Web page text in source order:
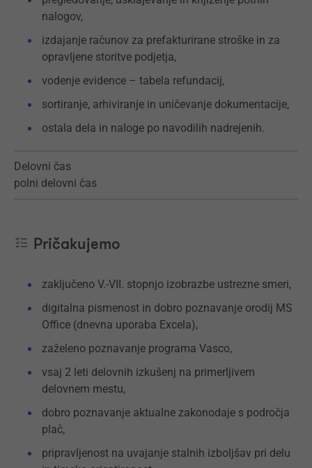
nalogov,
izdajanje računov za prefakturirane stroške in za
opravljene storitve podjetja,
vodenje evidence – tabela refundacij,
sortiranje, arhiviranje in uničevanje dokumentacije,
ostala dela in naloge po navodilih nadrejenih.
Delovni čas
polni delovni čas
Pričakujemo
zaključeno V.-VII. stopnjo izobrazbe ustrezne smeri,
digitalna pismenost in dobro poznavanje orodij MS
Office (dnevna uporaba Excela),
zaželeno poznavanje programa Vasco,
vsaj 2 leti delovnih izkušenj na primerljivem
delovnem mestu,
dobro poznavanje aktualne zakonodaje s področja
plač,
pripravljenost na uvajanje stalnih izboljšav pri delu